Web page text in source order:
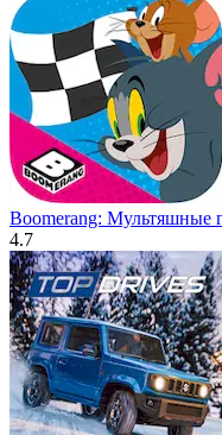
Boomerang: Мультяшные
4.7